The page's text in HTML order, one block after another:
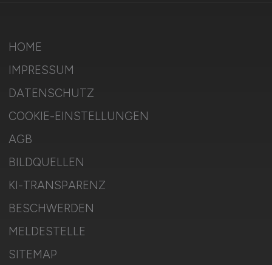
HOME
IMPRESSUM
DATENSCHUTZ
COOKIE-EINSTELLUNGEN
AGB
BILDQUELLEN
KI-TRANSPARENZ
BESCHWERDEN
MELDESTELLE
SITEMAP